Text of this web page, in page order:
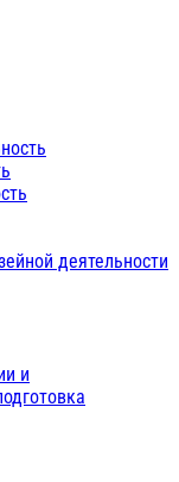
деятельности
и